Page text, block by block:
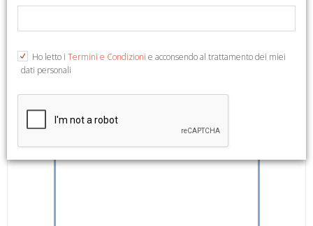
Marco Ciatti. Firenze, 1990; br., pp. 141, ill. b/n num. n.t., cm
21x28. (Restauro). (Problemi di conservazione e restauro. 1).
Ho letto i Termini e Condizioni e acconsendo al trattamento dei miei
dati personali